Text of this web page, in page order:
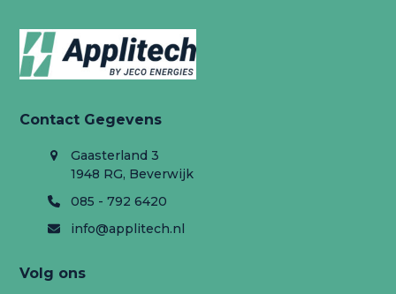
Contact Gegevens
Gaasterland 3
1948 RG, Beverwijk
085 - 792 6420
info@applitech.nl
Volg ons